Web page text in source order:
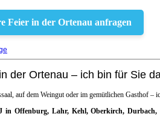
Feier in der Ortenau anfragen
der Ortenau – ich bin für Sie
auf dem Weingut oder im gemütlichen Gasthof –
in Offenburg, Lahr, Kehl, Oberkirch, Durbach,